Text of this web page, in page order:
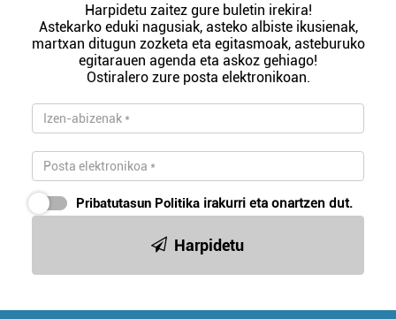
Harpidetu zaitez gure buletin irekira!
Astekarko eduki nagusiak, asteko albiste ikusienak,
martxan ditugun zozketa eta egitasmoak, asteburuko
egitarauen agenda eta askoz gehiago!
Ostiralero zure posta elektronikoan.
Pribatutasun Politika irakurri eta onartzen dut.
Harpidetu